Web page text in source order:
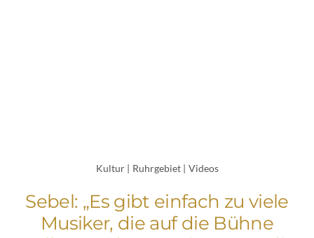
Kultur | Ruhrgebiet | Videos
Sebel: „Es gibt einfach zu viele
Musiker, die auf die Bühne